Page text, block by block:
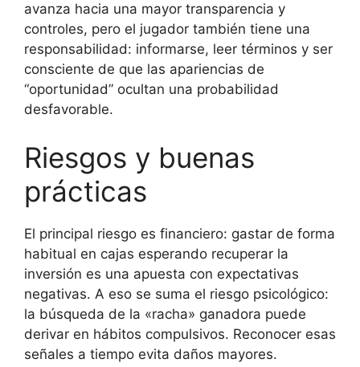
avanza hacia una mayor transparencia y
controles, pero el jugador también tiene una
responsabilidad: informarse, leer términos y ser
consciente de que las apariencias de
“oportunidad” ocultan una probabilidad
desfavorable.
Riesgos y buenas
prácticas
El principal riesgo es financiero: gastar de forma
habitual en cajas esperando recuperar la
inversión es una apuesta con expectativas
negativas. A eso se suma el riesgo psicológico:
la búsqueda de la «racha» ganadora puede
derivar en hábitos compulsivos. Reconocer esas
señales a tiempo evita daños mayores.